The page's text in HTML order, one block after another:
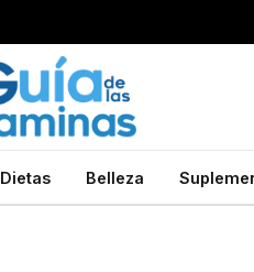
Dietas Belleza